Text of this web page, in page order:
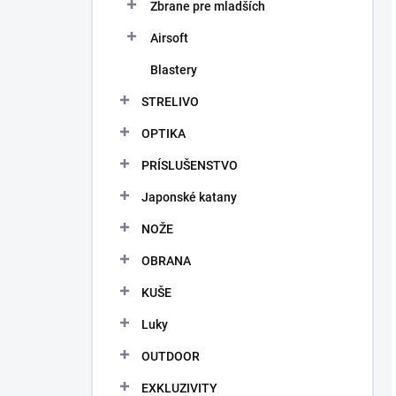
Zbrane pre mladších
Airsoft
Blastery
STRELIVO
OPTIKA
PRÍSLUŠENSTVO
Japonské katany
NOŽE
OBRANA
KUŠE
Luky
OUTDOOR
EXKLUZIVITY